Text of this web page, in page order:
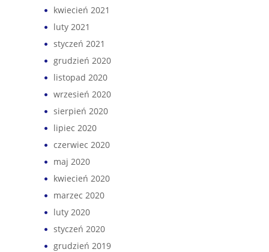
kwiecień 2021
luty 2021
styczeń 2021
grudzień 2020
listopad 2020
wrzesień 2020
sierpień 2020
lipiec 2020
czerwiec 2020
maj 2020
kwiecień 2020
marzec 2020
luty 2020
styczeń 2020
grudzień 2019